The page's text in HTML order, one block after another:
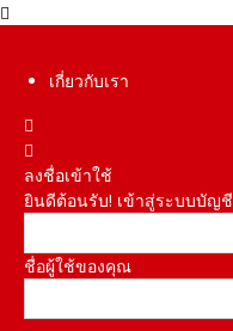
เกี่ยวกับเรา
ลงชื่อเข้าใช้
ยินดีต้อนรับ! เข้าสู่ระบบบัญ
ชื่อผู้ใช้ของคุณ